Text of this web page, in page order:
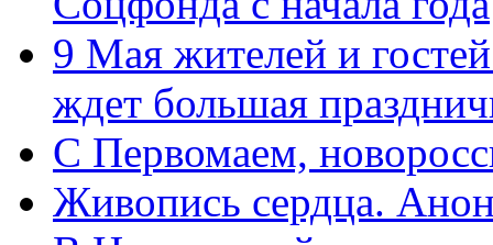
9 Мая жителей и
ждет большая
C Первомаем,
Живопись сердца.